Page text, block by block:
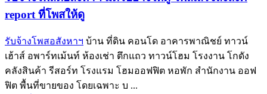
report ที่โพสให้ดู
รับจ้างโพสอสังหาฯ บ้าน ที่ดิน คอนโด อาคารพาณิชย์ ทาวน์
เฮ้าส์ อพาร์ทเม้นท์ ห้องเช่า ตึกแถว ทาวน์โฮม โรงงาน โกดัง
คลังสินค้า รีสอร์ท โรงแรม โฮมออฟฟิต หอพัก สำนักงาน ออฟ
ฟิต พื้นที่ขายของ โดยเฉพาะ บ ...